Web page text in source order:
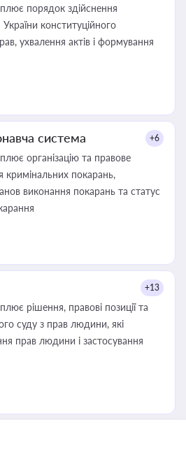
порядок здійснення
конституційного
ухвалення актів і формування
система +6
організацію та правове
кримінальних покарань,
виконання покарань та статус
+13
рішення, правові позиції та
суду з прав людини, які
прав людини і застосування